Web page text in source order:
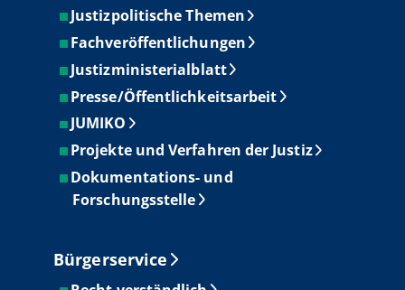
Justizpolitische Themen
Fachveröffentlichungen
Justizministerialblatt
Presse/Öffentlichkeitsarbeit
JUMIKO
Projekte und Verfahren der Justiz
Dokumentations- und
Forschungsstelle
Bürgerservice